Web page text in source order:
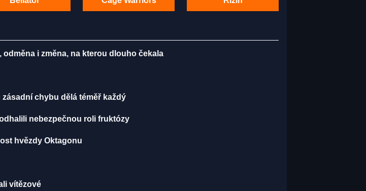
i změna, na kterou dlouho čekala
chybu dělá téměř každý
nebezpečnou roli fruktózy
hvězdy Oktagonu
vítězové